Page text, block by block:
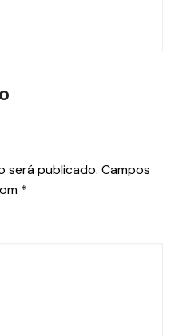
será publicado. Campos
*